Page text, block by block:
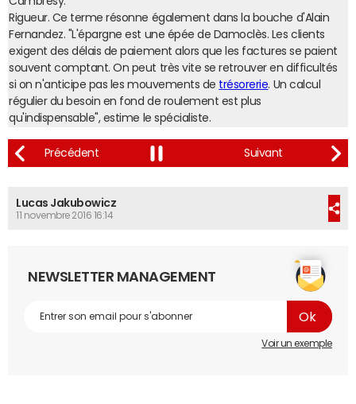
Rigueur. Ce terme résonne également dans la bouche d'Alain
Fernandez. "L'épargne est une épée de Damoclès. Les clients
exigent des délais de paiement alors que les factures se paient
souvent comptant. On peut très vite se retrouver en difficultés
si on n'anticipe pas les mouvements de trésorerie. Un calcul
régulier du besoin en fond de roulement est plus
qu'indispensable", estime le spécialiste.
Lucas Jakubowicz
11 novembre 2016 16:14
NEWSLETTER MANAGEMENT
Voir un exemple